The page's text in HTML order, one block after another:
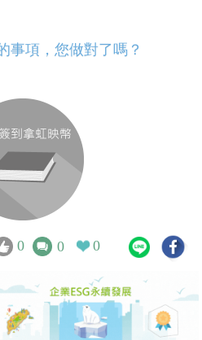
事項，您做對了嗎？
0 0 0